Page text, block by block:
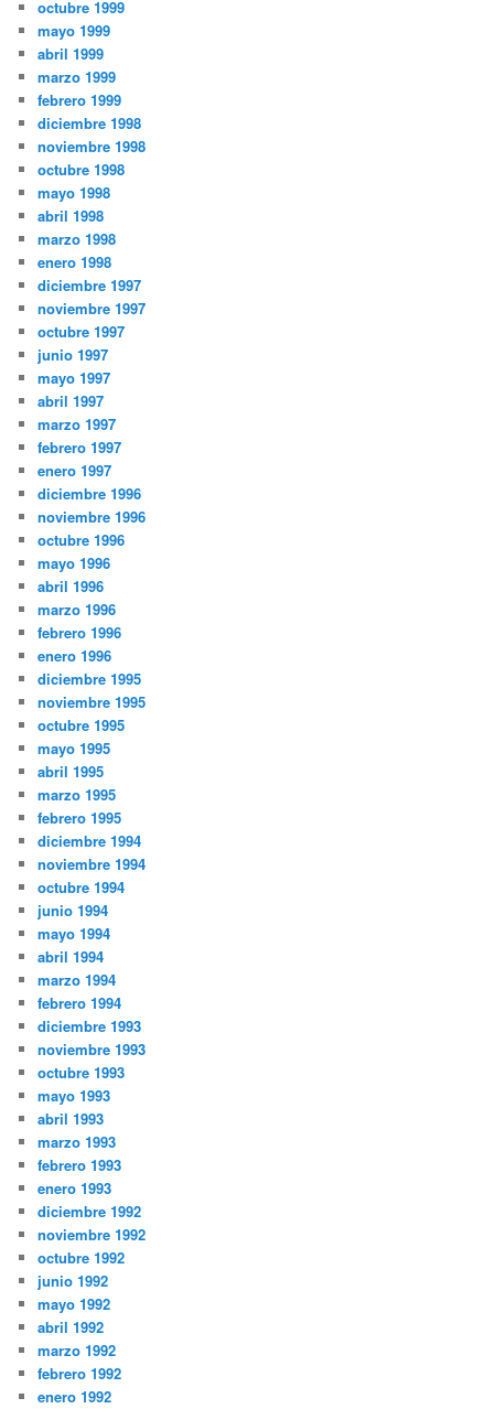
octubre 1999
mayo 1999
abril 1999
marzo 1999
febrero 1999
diciembre 1998
noviembre 1998
octubre 1998
mayo 1998
abril 1998
marzo 1998
enero 1998
diciembre 1997
noviembre 1997
octubre 1997
junio 1997
mayo 1997
abril 1997
marzo 1997
febrero 1997
enero 1997
diciembre 1996
noviembre 1996
octubre 1996
mayo 1996
abril 1996
marzo 1996
febrero 1996
enero 1996
diciembre 1995
noviembre 1995
octubre 1995
mayo 1995
abril 1995
marzo 1995
febrero 1995
diciembre 1994
noviembre 1994
octubre 1994
junio 1994
mayo 1994
abril 1994
marzo 1994
febrero 1994
diciembre 1993
noviembre 1993
octubre 1993
mayo 1993
abril 1993
marzo 1993
febrero 1993
enero 1993
diciembre 1992
noviembre 1992
octubre 1992
junio 1992
mayo 1992
abril 1992
marzo 1992
febrero 1992
enero 1992